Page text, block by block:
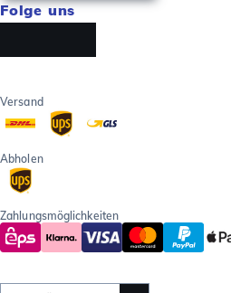
Folge uns
Versand
Abholen
Zahlungsmöglichkeiten